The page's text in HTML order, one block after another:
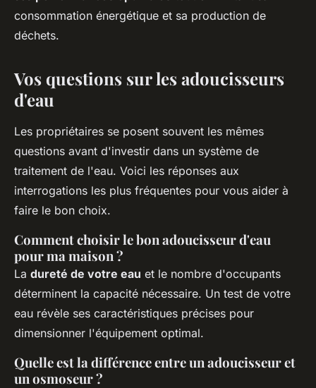
consommation énergétique et sa production de
déchets.
Vos questions sur les adoucisseurs
d'eau
Les propriétaires se posent souvent les mêmes
questions avant d'investir dans un système de
traitement de l'eau. Voici les réponses aux
interrogations les plus fréquentes pour vous aider à
faire le bon choix.
Comment choisir le bon adoucisseur d'eau
pour ma maison ?
La dureté de votre eau et le nombre d'occupants
déterminent la capacité nécessaire. Un test de votre
eau révèle ses caractéristiques précises pour
dimensionner l'équipement optimal.
Quelle est la différence entre un adoucisseur et
un osmoseur ?